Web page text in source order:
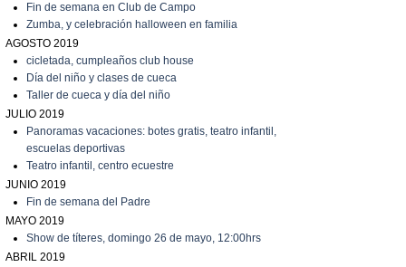
Fin de semana en Club de Campo
Zumba, y celebración halloween en familia
AGOSTO 2019
cicletada, cumpleaños club house
Día del niño y clases de cueca
Taller de cueca y día del niño
JULIO 2019
Panoramas vacaciones: botes gratis, teatro infantil,
escuelas deportivas
Teatro infantil, centro ecuestre
JUNIO 2019
Fin de semana del Padre
MAYO 2019
Show de títeres, domingo 26 de mayo, 12:00hrs
ABRIL 2019